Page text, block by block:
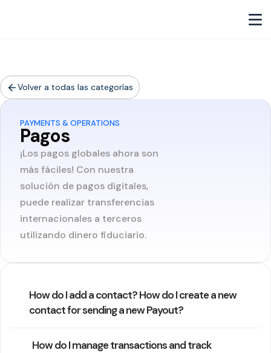
Volver a todas las categorías
PAYMENTS & OPERATIONS
Pagos
¡Los pagos globales ahora son
más fáciles! Con nuestra
solución de pagos digitales,
puede realizar transferencias
internacionales a terceros
utilizando dinero fiduciario.
How do I add a contact? How do I create a new
contact for sending a new Payout?
How do I manage transactions and track